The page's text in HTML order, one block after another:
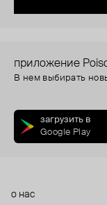
приложение
В нем выбирать
загрузить в
Google Play
о нас